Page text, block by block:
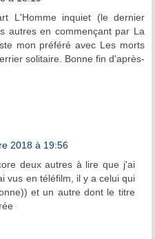
L'Homme inquiet (le dernier
autres en commençant par La
mon préféré avec Les morts
solitaire. Bonne fin d'après-
2018 à 19:56
deux autres à lire que j'ai
vus en téléfilm, il y a celui qui
et un autre dont le titre